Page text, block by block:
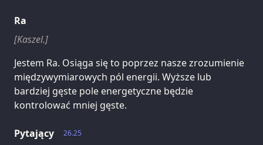
Ra
[Kaszel.]
Jestem Ra. Osiąga się to poprzez nasze zrozumienie
międzywymiarowych pól energii. Wyższe lub
bardziej gęste pole energetyczne będzie
kontrolować mniej gęste.
26.25
Pytający